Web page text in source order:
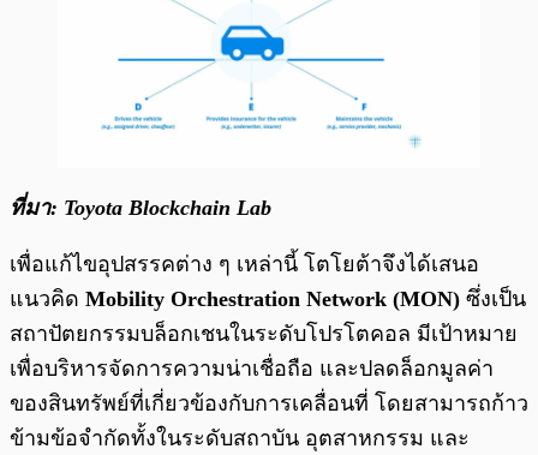
ที่มา: Toyota Blockchain Lab
เพื่อแก้ไขอุปสรรคต่าง ๆ เหล่านี้ โตโยต้าจึงได้เสนอ
แนวคิด Mobility Orchestration Network (MON) ซึ่งเป็น
สถาปัตยกรรมบล็อกเชนในระดับโปรโตคอล มีเป้าหมาย
เพื่อบริหารจัดการความน่าเชื่อถือ และปลดล็อกมูลค่า
ของสินทรัพย์ที่เกี่ยวข้องกับการเคลื่อนที่ โดยสามารถก้าว
ข้ามข้อจำกัดทั้งในระดับสถาบัน อุตสาหกรรม และ